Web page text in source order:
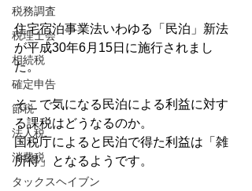
税務調査
税理士会
相続税
確定申告
節税
法人税
消費税
タックスヘイブン
住宅宿泊事業法いわゆる「民泊」新法
が平成30年6月15日に施行されまし
た。
そこで気になる民泊による利益に対す
る課税はどうなるのか。
国税庁によると民泊で得た利益は「雑
所得」となるようです。